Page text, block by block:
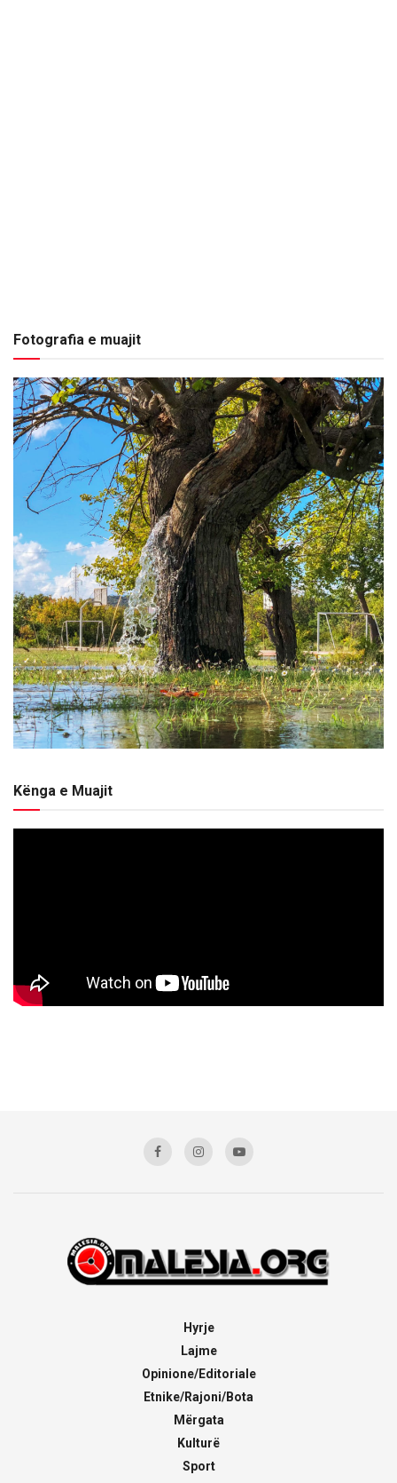
Fotografia e muajit
Kënga e Muajit
Hyrje
Lajme
Opinione/Editoriale
Etnike/Rajoni/Bota
Mërgata
Kulturë
Sport